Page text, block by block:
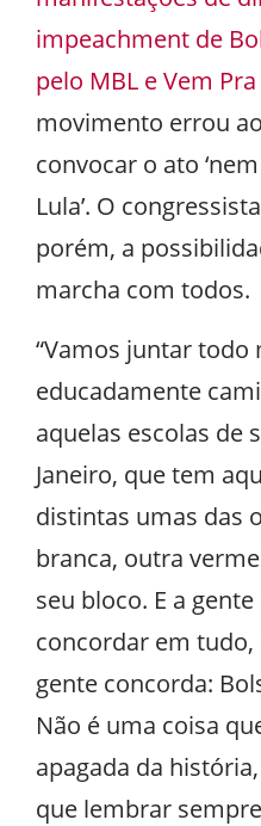
impeachment de
pelo MBL e Vem Pra
movimento errou
convocar o ato
Lula’. O
porém, a
marcha com todos.
“Vamos juntar todo
educadamente
aquelas escolas de
Janeiro, que tem
distintas umas das
branca, outra
seu bloco. E a
concordar em
gente concorda:
Não é uma coisa
apagada da
que lembrar